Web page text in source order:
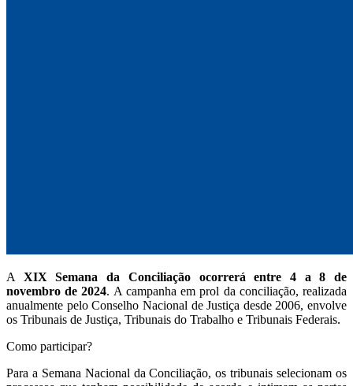
A XIX Semana da Conciliação ocorrerá entre 4 a 8 de
novembro de 2024. A campanha em prol da conciliação, realizada
anualmente pelo Conselho Nacional de Justiça desde 2006, envolve
os Tribunais de Justiça, Tribunais do Trabalho e Tribunais Federais.
Como participar?
Para a Semana Nacional da Conciliação, os tribunais selecionam os